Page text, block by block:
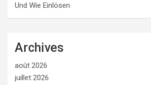
Und Wie Einlösen
Archives
août 2026
juillet 2026